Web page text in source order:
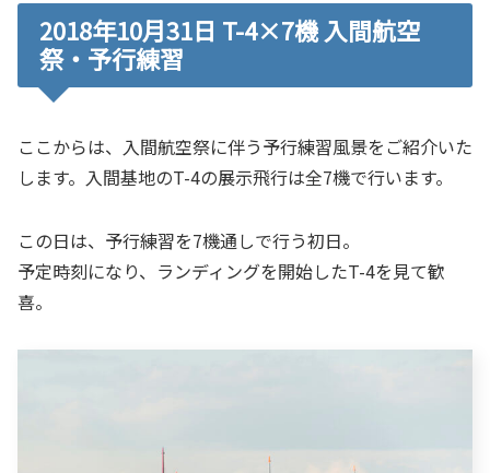
2018年10月31日 T-4×7機 入間航空
祭・予行練習
ここからは、入間航空祭に伴う予行練習風景をご紹介いた
します。入間基地のT-4の展示飛行は全7機で行います。
この日は、予行練習を7機通しで行う初日。
予定時刻になり、ランディングを開始したT-4を見て歓
喜。